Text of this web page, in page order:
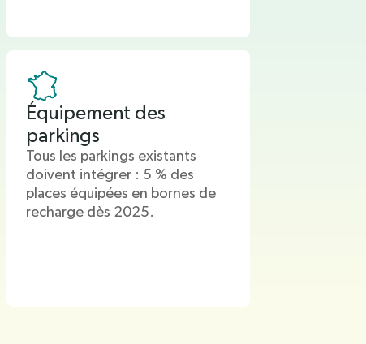
Équipement des
parkings
Tous les parkings existants
doivent intégrer : 5 % des
places équipées en bornes de
recharge dès 2025.